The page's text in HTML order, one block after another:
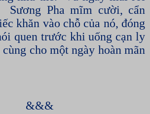
Sương Pha mĩm cười, cẩn
khăn vào chỗ của nó, đóng
quen trước khi uống cạn ly
cho một ngày hoàn mãn
&&&